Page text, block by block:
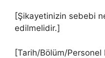
[Şikayetinizin sebebi
edilmelidir.]
[Tarih/Bölüm/